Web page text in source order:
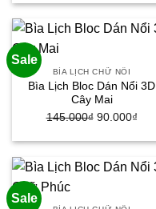
145.000₫.
là:
Sale
BÌA LỊCH CHỮ NỔI
Bìa Lịch Bloc Dán Nổi 3D
Cây Mai
145.000₫ Giá
145.000₫.
90.000₫
là:
Sale